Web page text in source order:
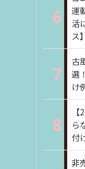
6
運
活
ス】
7
古
選
け
8
ら
付
非